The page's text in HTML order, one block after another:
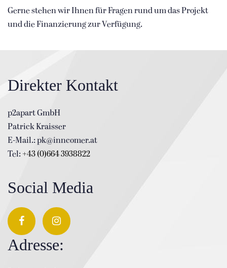
Gerne stehen wir Ihnen für Fragen rund um das Projekt
und die Finanzierung zur Verfügung.
Direkter Kontakt
p2apart GmbH
Patrick Kraisser
E-Mail.: pk@inncomer.at
Tel:+43 (0)664 3938822
Social Media
Adresse: